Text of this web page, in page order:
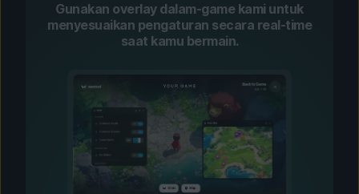
Gunakan overlay dalam-game kami untuk
menyesuaikan pengaturan secara real-time
saat kamu bermain.